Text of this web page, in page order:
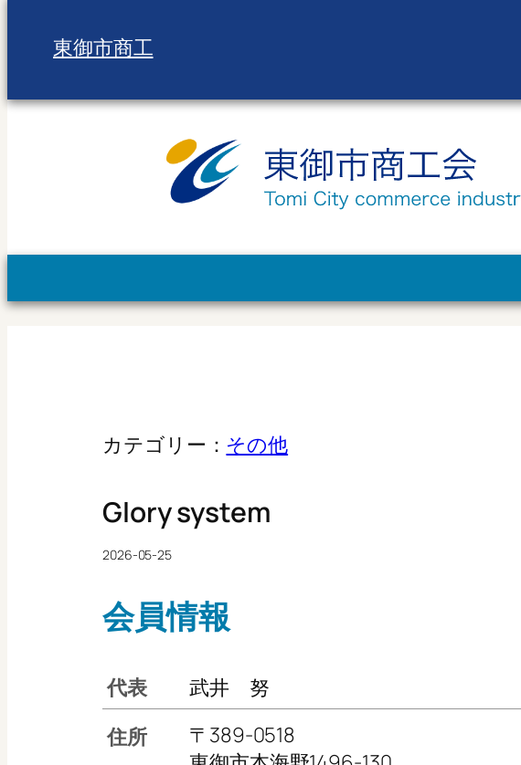
東御市商工
カテゴリー： その他
Glory system
2026-05-25
会員情報
代表
武井 努
住所
〒389-0518